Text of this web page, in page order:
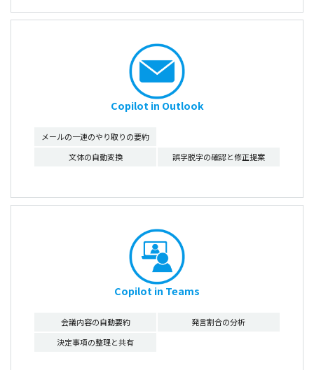
Copilot in Outlook
メールの一連のやり取りの要約
文体の自動変換
誤字脱字の確認と修正提案
Copilot in Teams
会議内容の自動要約
発言割合の分析
決定事項の整理と共有